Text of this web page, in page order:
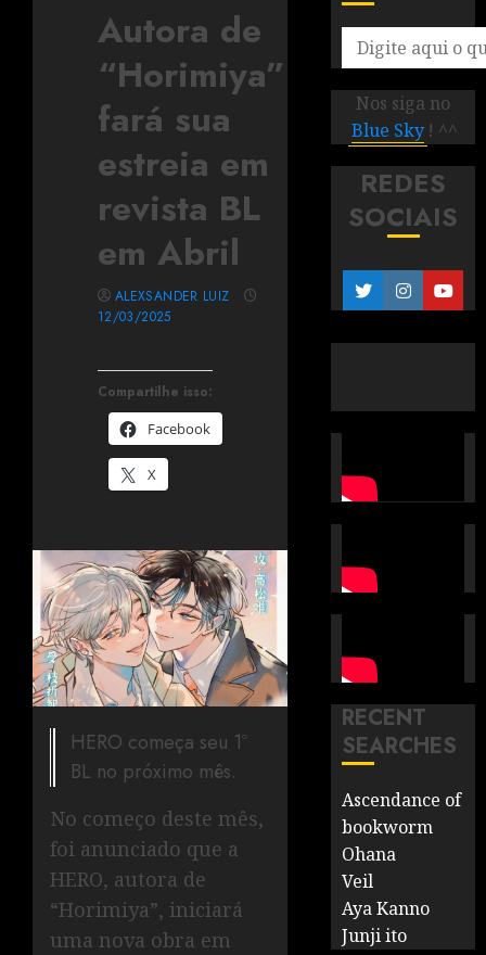
Autora de
“Horimiya”
fará sua
estreia em
revista BL
em Abril
Compartilhe isso:
Facebook
X
ALEXSANDER LUIZ
12/03/2025
HERO começa seu 1º
BL no próximo mês.
No começo deste mês,
foi anunciado que a
HERO, autora de
“Horimiya”, iniciará
uma nova obra em
Nos siga no
Blue Sky ! ^^
REDES
SOCIAIS
RECENT
SEARCHES
Ascendance of
bookworm
Ohana
Veil
Aya Kanno
Junji ito